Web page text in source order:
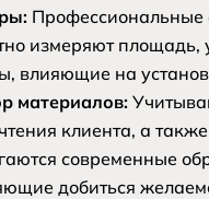
Профессиональные
измеряют площадь,
влияющие на
материалов:
клиента, а также
современные
добиться